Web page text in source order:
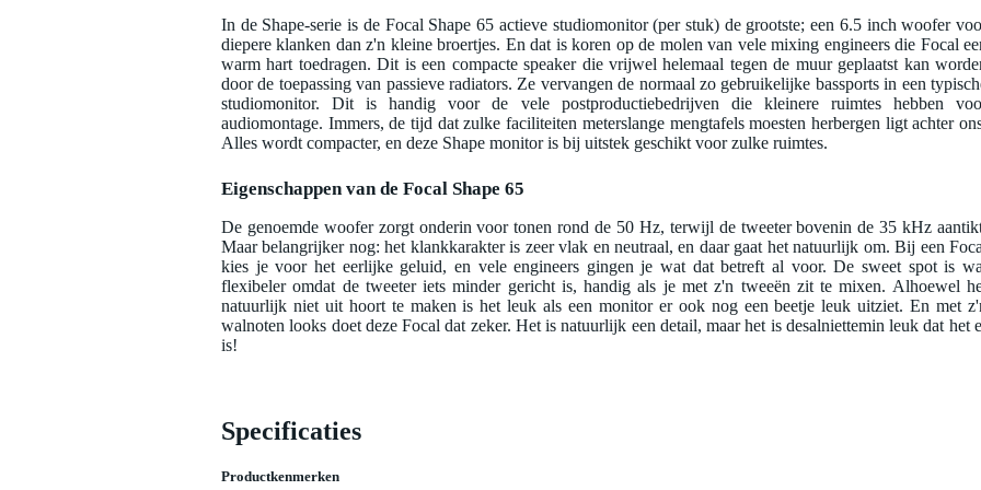
In de Shape-serie is de Focal Shape 65 actieve studiomonitor (per stuk) de grootste; een 6.5 inch woofer
diepere klanken dan z'n kleine broertjes. En dat is koren op de molen van vele mixing engineers die Focal
warm hart toedragen. Dit is een compacte speaker die vrijwel helemaal tegen de muur geplaatst kan
door de toepassing van passieve radiators. Ze vervangen de normaal zo gebruikelijke bassports in een
studiomonitor. Dit is handig voor de vele postproductiebedrijven die kleinere ruimtes hebben
audiomontage. Immers, de tijd dat zulke faciliteiten meterslange mengtafels moesten herbergen ligt achter
Alles wordt compacter, en deze Shape monitor is bij uitstek geschikt voor zulke ruimtes.
Eigenschappen van de Focal Shape 65
De genoemde woofer zorgt onderin voor tonen rond de 50 Hz, terwijl de tweeter bovenin de 35 kHz
Maar belangrijker nog: het klankkarakter is zeer vlak en neutraal, en daar gaat het natuurlijk om. Bij een
kies je voor het eerlijke geluid, en vele engineers gingen je wat dat betreft al voor. De sweet spot is
flexibeler omdat de tweeter iets minder gericht is, handig als je met z'n tweeën zit te mixen. Alhoewel
natuurlijk niet uit hoort te maken is het leuk als een monitor er ook nog een beetje leuk uitziet. En met
walnoten looks doet deze Focal dat zeker. Het is natuurlijk een detail, maar het is desalniettemin leuk dat het
is!
Specificaties
Productkenmerken